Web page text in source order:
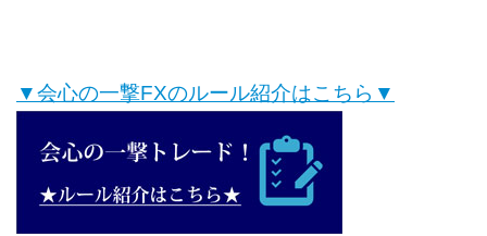
▼会心の一撃FXのルール紹介はこちら▼